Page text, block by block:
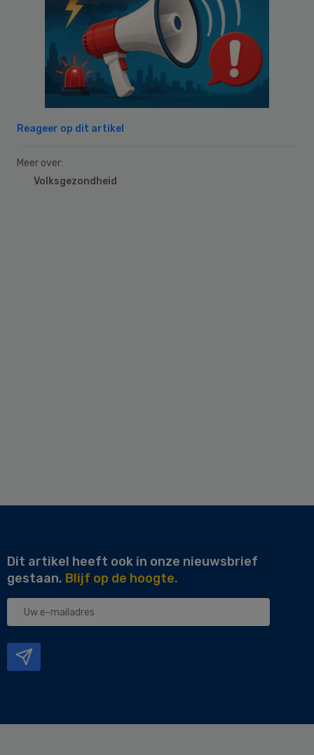
Reageer op dit artikel
Meer over:
Volksgezondheid
Dit artikel heeft ook in onze nieuwsbrief
gestaan. Blijf op de hoogte.
Uw